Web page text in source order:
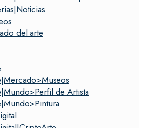
del arte
de Artista